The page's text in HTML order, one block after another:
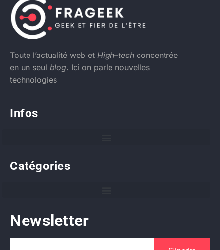
Toute l’actualité web et High–tech concentrée
en un seul blog. Ici on parle nouvelles
technologies
Infos
Catégories
Newsletter